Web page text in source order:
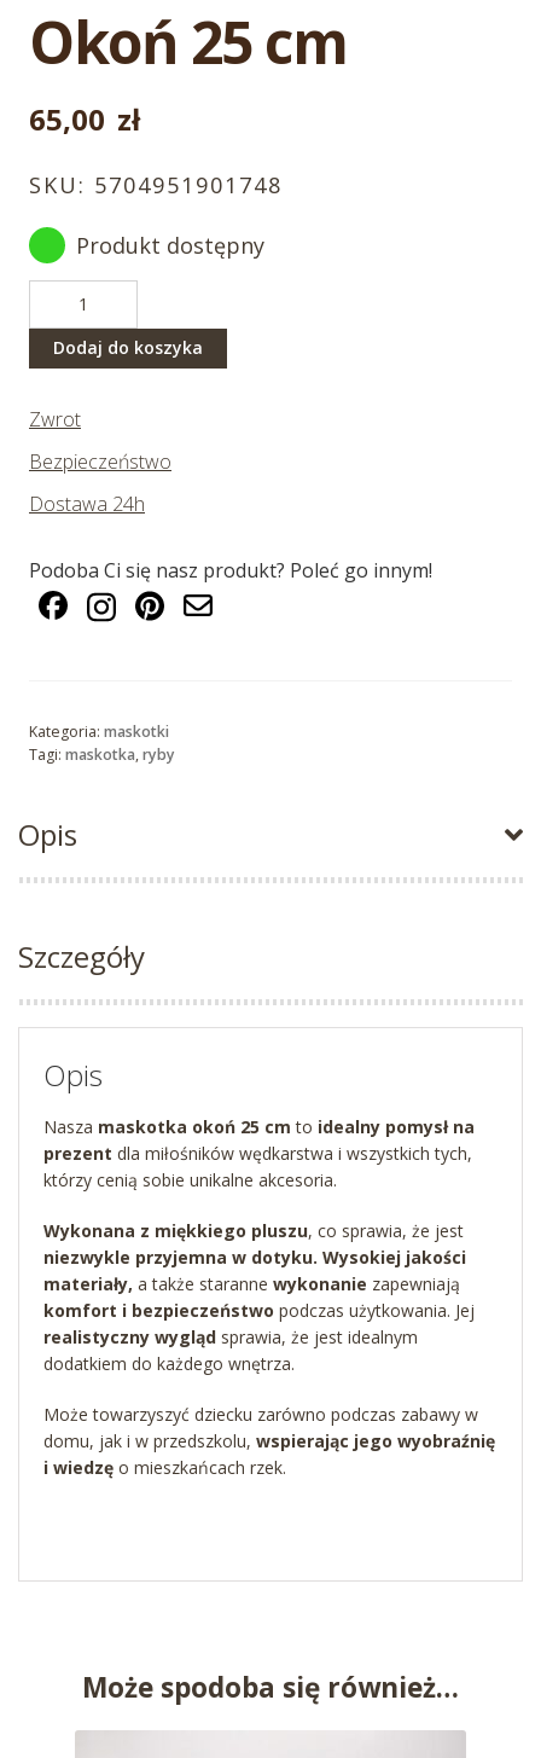
Okoń 25 cm
65,00 zł
SKU: 5704951901748
Produkt dostępny
cm
Dodaj do koszyka
Zwrot
Bezpieczeństwo
Dostawa 24h
Podoba Ci się nasz produkt? Poleć go innym!
Kategoria: maskotki
Tagi: maskotka,ryby
Opis
Szczegóły
Opis
Nasza maskotka okoń 25 cm to idealny pomysł na
prezent dla miłośników wędkarstwa i wszystkich tych,
którzy cenią sobie unikalne akcesoria.
Wykonana z miękkiego pluszu, co sprawia, że jest
niezwykle przyjemna w dotyku. Wysokiej jakości
materiały, a także staranne wykonanie zapewniają
komfort i bezpieczeństwo podczas użytkowania. Jej
realistyczny wygląd sprawia, że jest idealnym
dodatkiem do każdego wnętrza.
Może towarzyszyć dziecku zarówno podczas zabawy w
domu, jak i w przedszkolu, wspierając jego wyobraźnię
i wiedzę o mieszkańcach rzek.
Może spodoba się również…